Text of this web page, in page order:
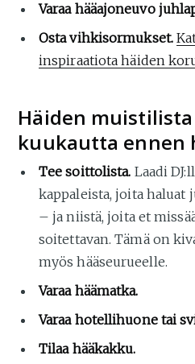
Varaa hääajoneuvo
Osta vihkisormukset.
inspiraatiota häiden
Häiden muistilista
kuukautta ennen
Tee soittolista. Laadi
kappaleista, joita haluat
– ja niistä, joita et
soitettavan. Tämä on
myös hääseurueelle.
Varaa häämatka.
Varaa hotellihuone tai
Tilaa hääkakku.